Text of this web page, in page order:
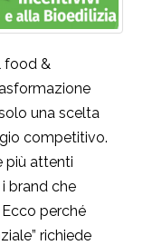
food &
una scelta
competitivo.
più attenti
brand che
perché
richiede